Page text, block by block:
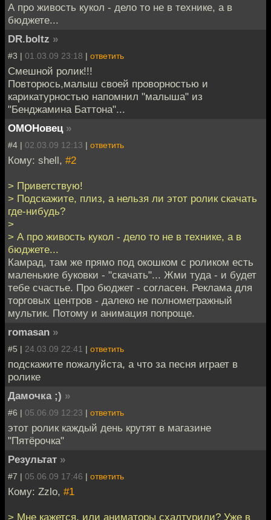
А про живость кукол - дело то не в технике, а в
бюджете...
DR.boltz »
#3 | 01.03.09 23:18 | ответить
Смешной ролик!!!
Повторюсь,малыш своей проворностью и
карикатурностью напомнил "малыша" из
"Бенджамина Баттона"...
ОМОНовец »
#4 | 02.03.09 12:13 | ответить
Кому: shell, #2
> Приветствую!
> Подскажите, плиз, а нельзя ли этот ролик скачать
где-нибудь?
>
> А про живость кукол - дело то не в технике, а в
бюджете...
Камрад, там же прямо под окошком с роликом есть
маленькие буковки - "скачать"... Жми туда - и будет
тебе счастье. Про бюджет - согласен. Реклама для
торговых центров - далеко не полнометражный
мультик. Потому и анимация попроще.
romasan »
#5 | 24.03.09 22:41 | ответить
подскажите пожалуйста, а что за песня играет в
ролике
Дамочка ;) »
#6 | 05.06.09 12:23 | ответить
этот ролик каждый день крутят в магазине
"Пятёрочка"
Результат »
#7 | 05.06.09 17:46 | ответить
Кому: Zzlo, #1
> Мне кажется, или аниматоры схалтурили? Уже в